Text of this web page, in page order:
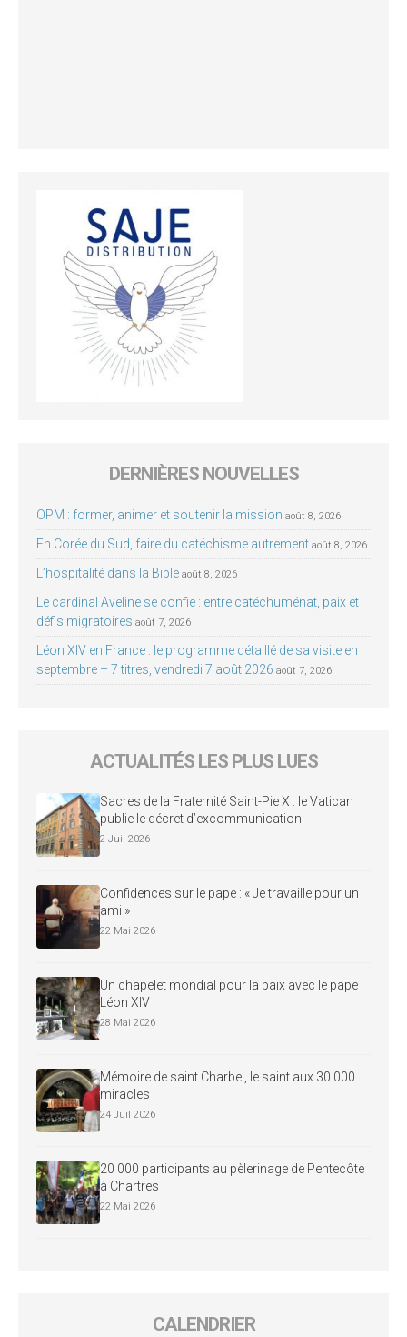
DERNIÈRES NOUVELLES
OPM : former, animer et soutenir la mission août 8, 2026
En Corée du Sud, faire du catéchisme autrement août 8, 2026
L’hospitalité dans la Bible août 8, 2026
Le cardinal Aveline se confie : entre catéchuménat, paix et
défis migratoires août 7, 2026
Léon XIV en France : le programme détaillé de sa visite en
septembre – 7 titres, vendredi 7 août 2026 août 7, 2026
ACTUALITÉS LES PLUS LUES
Sacres de la Fraternité Saint-Pie X : le Vatican
publie le décret d’excommunication
2 Juil 2026
Confidences sur le pape : « Je travaille pour un
ami »
22 Mai 2026
Un chapelet mondial pour la paix avec le pape
Léon XIV
28 Mai 2026
Mémoire de saint Charbel, le saint aux 30 000
miracles
24 Juil 2026
20 000 participants au pèlerinage de Pentecôte
à Chartres
22 Mai 2026
CALENDRIER